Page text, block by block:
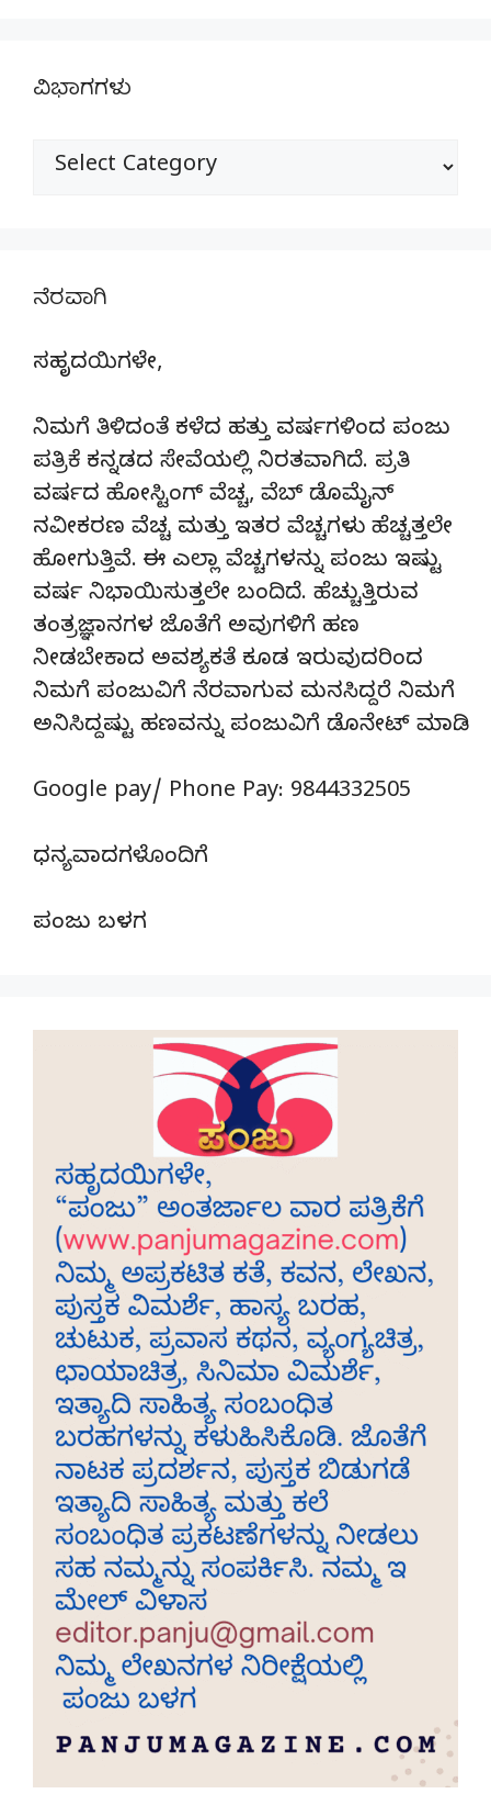
ವಿಭಾಗಗಳು
ವಿಭಾಗಗಳು
ನೆರವಾಗಿ
ಸಹೃದಯಿಗಳೇ,
ನಿಮಗೆ ತಿಳಿದಂತೆ ಕಳೆದ ಹತ್ತು ವರ್ಷಗಳಿಂದ ಪಂಜು
ಪತ್ರಿಕೆ ಕನ್ನಡದ ಸೇವೆಯಲ್ಲಿ ನಿರತವಾಗಿದೆ. ಪ್ರತಿ
ವರ್ಷದ ಹೋಸ್ಟಿಂಗ್‌ ವೆಚ್ಚ, ವೆಬ್‌ ಡೊಮೈನ್‌
ನವೀಕರಣ ವೆಚ್ಚ ಮತ್ತು ಇತರ ವೆಚ್ಚಗಳು ಹೆಚ್ಚತ್ತಲೇ
ಹೋಗುತ್ತಿವೆ. ಈ ಎಲ್ಲಾ ವೆಚ್ಚಗಳನ್ನು ಪಂಜು ಇಷ್ಟು
ವರ್ಷ ನಿಭಾಯಿಸುತ್ತಲೇ ಬಂದಿದೆ. ಹೆಚ್ಚುತ್ತಿರುವ
ತಂತ್ರಜ್ಞಾನಗಳ ಜೊತೆಗೆ ಅವುಗಳಿಗೆ ಹಣ
ನೀಡಬೇಕಾದ ಅವಶ್ಯಕತೆ ಕೂಡ ಇರುವುದರಿಂದ
ನಿಮಗೆ ಪಂಜುವಿಗೆ ನೆರವಾಗುವ ಮನಸಿದ್ದರೆ ನಿಮಗೆ
ಅನಿಸಿದ್ದಷ್ಟು ಹಣವನ್ನು ಪಂಜುವಿಗೆ ಡೊನೇಟ್‌ ಮಾಡಿ.
Google pay/ Phone Pay: 9844332505
ಧನ್ಯವಾದಗಳೊಂದಿಗೆ
ಪಂಜು ಬಳಗ